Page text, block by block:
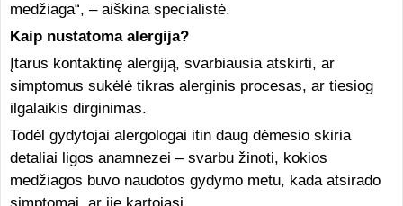
medžiaga“, – aiškina specialistė.
Kaip nustatoma alergija?
Įtarus kontaktinę alergiją, svarbiausia atskirti, ar
simptomus sukėlė tikras alerginis procesas, ar tiesiog
ilgalaikis dirginimas.
Todėl gydytojai alergologai itin daug dėmesio skiria
detaliai ligos anamnezei – svarbu žinoti, kokios
medžiagos buvo naudotos gydymo metu, kada atsirado